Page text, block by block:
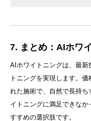
7. まとめ：AIホワ
AIホワイトニングは、最新
トニングを実現します。
れた施術で、自然で長持
イトニングに満足できな
すすめの選択肢です。